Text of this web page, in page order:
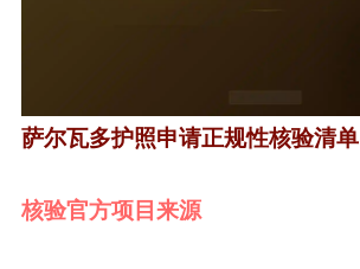
萨尔瓦多护照申请正规性核验清单
核验官方项目来源